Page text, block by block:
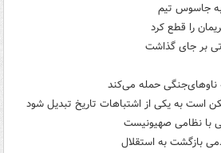
جاسوس تیم
را قطع کرد
است به یکی از اشتباهات تاریخ تبدیل شود
با نظامی صهیونیست
بازگشت به استقلال